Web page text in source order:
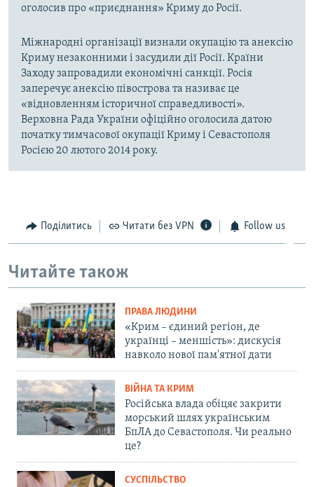
оголосив про «приєднання» Криму до Росії.
Міжнародні організації визнали окупацію та анексію
Криму незаконними і засудили дії Росії. Країни
Заходу запровадили економічні санкції. Росія
заперечує анексію півострова та називає це
«відновленням історичної справедливості».
Верховна Рада України офіційно оголосила датою
початку тимчасової окупації Криму і Севастополя
Росією 20 лютого 2014 року.
Поділитись Читати без VPN Follow us
Читайте також
ПРАВА ЛЮДИНИ
«Крим – єдиний регіон, де
українці – меншість»: дискусія
навколо нової пам'ятної дати
ВІЙНА ТА КРИМ
Російська влада обіцяє закрити
морський шлях українським
БпЛА до Севастополя. Чи реально
це?
СУСПІЛЬСТВО